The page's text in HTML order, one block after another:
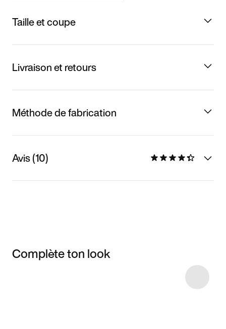
Taille et coupe
Livraison et retours
Méthode de fabrication
Avis (10)
Complète ton look